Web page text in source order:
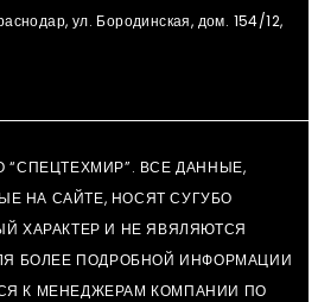
ул. Бородинская, дом. 154/12,
“СПЕЦТЕХМИР”. ВСЕ ДАННЫЕ,
НА САЙТЕ, НОСЯТ СУГУБО
ХАРАКТЕР И НЕ ЯВЯЛЯЮТСЯ
БОЛЕЕ ПОДРОБНОЙ ИНФОРМАЦИИ
К МЕНЕДЖЕРАМ КОМПАНИИ ПО